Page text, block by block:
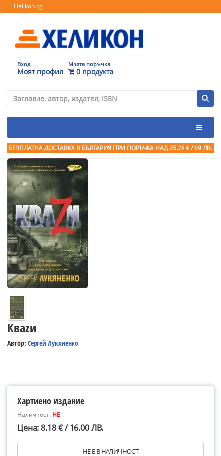
Helikon.bg
Вход
Моят профил
Моята поръчка
0 продукта
БЕЗПЛАТНА ДОСТАВКА В БЪЛГАРИЯ ПРИ ПОРЪЧКА НАД 35.28 € / 69 ЛВ.
Кваzи
Автор: Сергей Лукяненко
Хартиено издание
Наличност: НЕ
Цена: 8.18 € / 16.00 ЛВ.
НЕ Е В НАЛИЧНОСТ